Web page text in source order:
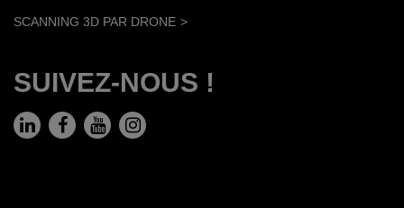
SCANNING 3D PAR DRONE
SUIVEZ-NOUS !